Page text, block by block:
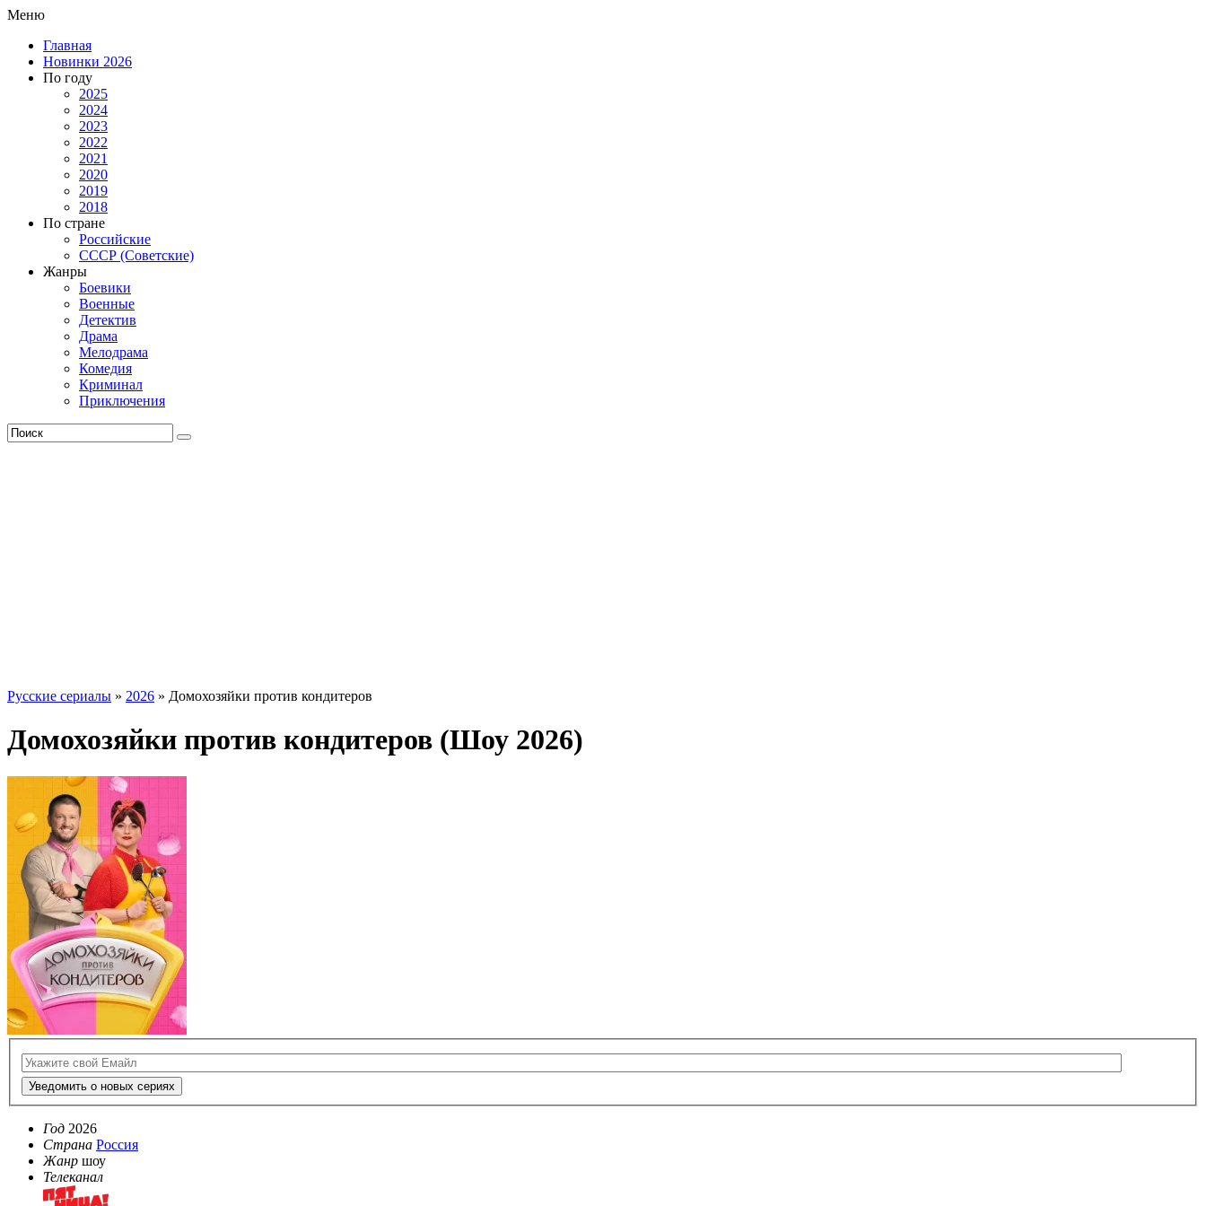
Меню
Главная
Новинки 2026
По году
2025
2024
2023
2022
2021
2020
2019
2018
По стране
Российские
СССР (Советские)
Жанры
Боевики
Военные
Детектив
Драма
Мелодрама
Комедия
Криминал
Приключения
Русские сериалы » 2026 » Домохозяйки против кондитеров
Домохозяйки против кондитеров (Шоу 2026)
Уведомить о новых сериях
Год 2026
Страна Россия
Жанр шоу
Телеканал